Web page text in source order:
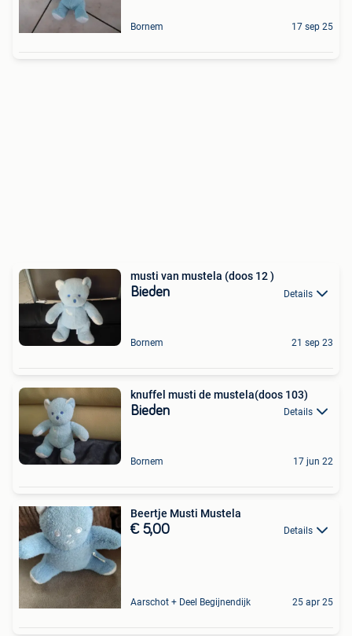
Bornem 17 sep 25
musti van mustela (doos 12 )
Bieden Details
Bornem 21 sep 23
knuffel musti de mustela(doos 103)
Bieden Details
Bornem 17 jun 22
Beertje Musti Mustela
€ 5,00 Details
Aarschot + Deel Begijnendijk 25 apr 25